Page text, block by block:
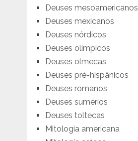
Deuses mesoamericanos
Deuses mexicanos
Deuses nórdicos
Deuses olímpicos
Deuses olmecas
Deuses pré-hispânicos
Deuses romanos
Deuses sumérios
Deuses toltecas
Mitologia americana